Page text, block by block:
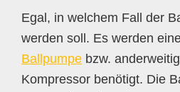
Egal, in welchem Fall der
werden soll. Es werden
Ballpumpe bzw.
Kompressor benötigt. Die